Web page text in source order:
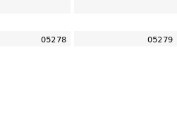
05278 05279